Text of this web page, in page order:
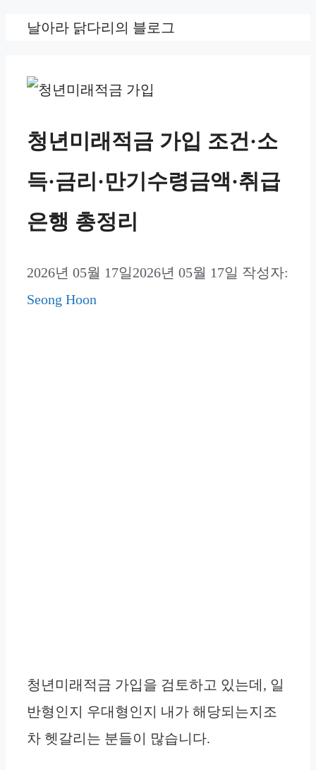
날아라 닭다리의 블로그
청년미래적금 가입 조건·소
득·금리·만기수령금액·취급
은행 총정리
2026년 05월 17일2026년 05월 17일 작성자:
Seong Hoon
청년미래적금 가입을 검토하고 있는데, 일
반형인지 우대형인지 내가 해당되는지조
차 헷갈리는 분들이 많습니다.